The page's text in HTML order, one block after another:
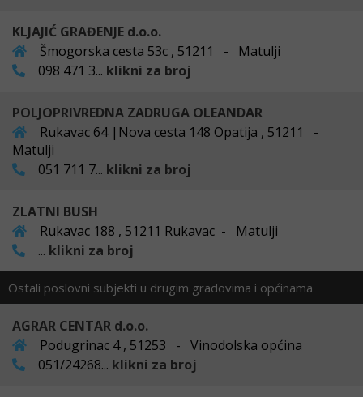
KLJAJIĆ GRAĐENJE d.o.o.
Šmogorska cesta 53c , 51211 - Matulji
098 471 3... klikni za broj
POLJOPRIVREDNA ZADRUGA OLEANDAR
Rukavac 64 |Nova cesta 148 Opatija , 51211 -
Matulji
051 711 7... klikni za broj
ZLATNI BUSH
Rukavac 188 , 51211 Rukavac - Matulji
... klikni za broj
Ostali poslovni subjekti u drugim gradovima i općinama
AGRAR CENTAR d.o.o.
Podugrinac 4 , 51253 - Vinodolska općina
051/24268... klikni za broj